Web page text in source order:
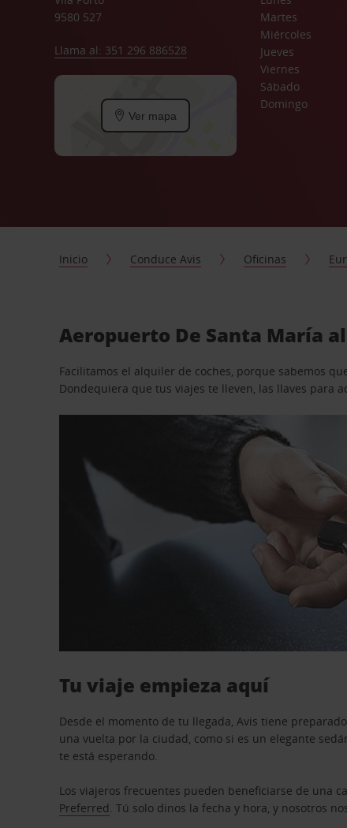
9580 527
Llama al: 351 296 886528
Ver mapa
Martes
Miércoles
Jueves
Viernes
Sábado
Domingo
Inicio Conduce Avis Oficinas
Aeropuerto De Santa María
Facilitamos el alquiler de coches, porque sabemos
Dondequiera que tus viajes te lleven, las llaves para
Tu viaje empieza aquí
Desde el momento de tu llegada, Avis tiene
una vuelta por la ciudad, como si es un elegante
te está esperando.
Los viajeros frecuentes pueden beneficiarse de una
Preferred. Tú solo dinos la fecha y hora, y nosotros